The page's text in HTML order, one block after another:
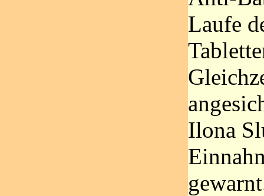
Laufe
Ilona